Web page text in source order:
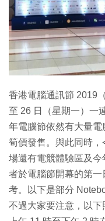
香港電腦通訊節 2019
至 26 日（星期一）一
年電腦節依然有大量
筍價發售。與此同時，
場還有電競體驗區及
者於電腦節開幕的第
考。以下是部分
不過大家要注意，以下